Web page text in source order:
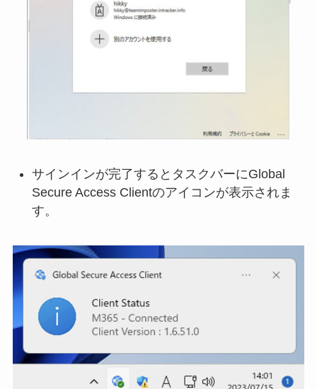
サインインが完了するとタスクバーにGlobal
Secure Access Clientのアイコンが表示されま
す。